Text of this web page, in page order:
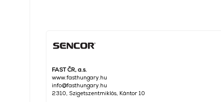
FAST ČR, a.s.
www.fasthungary.hu
info@fasthungary.hu
2310, Szigetszentmiklós, Kántor 10